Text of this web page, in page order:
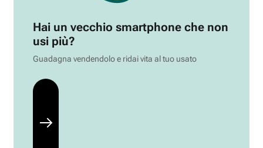
Hai un vecchio smartphone che non
usi più?
Guadagna vendendolo e ridai vita al tuo usato